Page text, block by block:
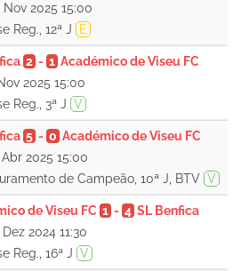
Nov 2025 15:00
Reg., 12ª J
E
2- 1 Académico de Viseu FC
2025 15:00
Reg., 3ª J V
5- 0 Académico de Viseu FC
Abr 2025 15:00
de Campeão, 10ª J, BTV V
de Viseu FC 1- 4 SL Benfica
2024 11:30
Reg., 16ª J V